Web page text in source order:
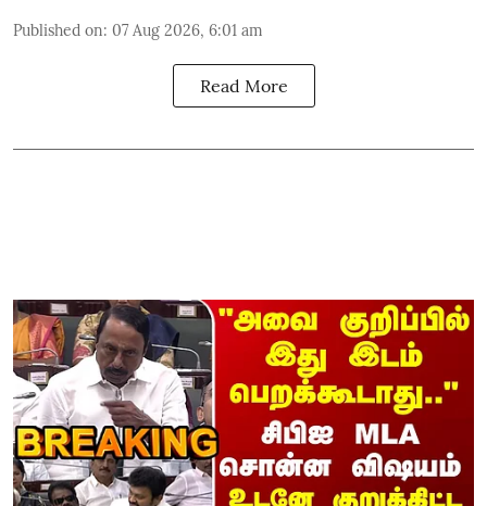
Published on: 07 Aug 2026, 6:01 am
Read More